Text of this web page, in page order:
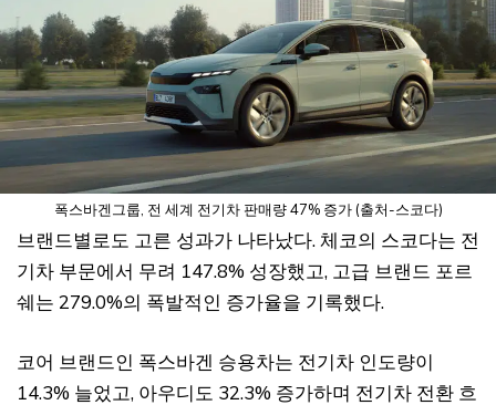
폭스바겐그룹, 전 세계 전기차 판매량 47% 증가 (출처-스코다)
브랜드별로도 고른 성과가 나타났다. 체코의 스코다는 전
기차 부문에서 무려 147.8% 성장했고, 고급 브랜드 포르
쉐는 279.0%의 폭발적인 증가율을 기록했다.
코어 브랜드인 폭스바겐 승용차는 전기차 인도량이
14.3% 늘었고, 아우디도 32.3% 증가하며 전기차 전환 흐